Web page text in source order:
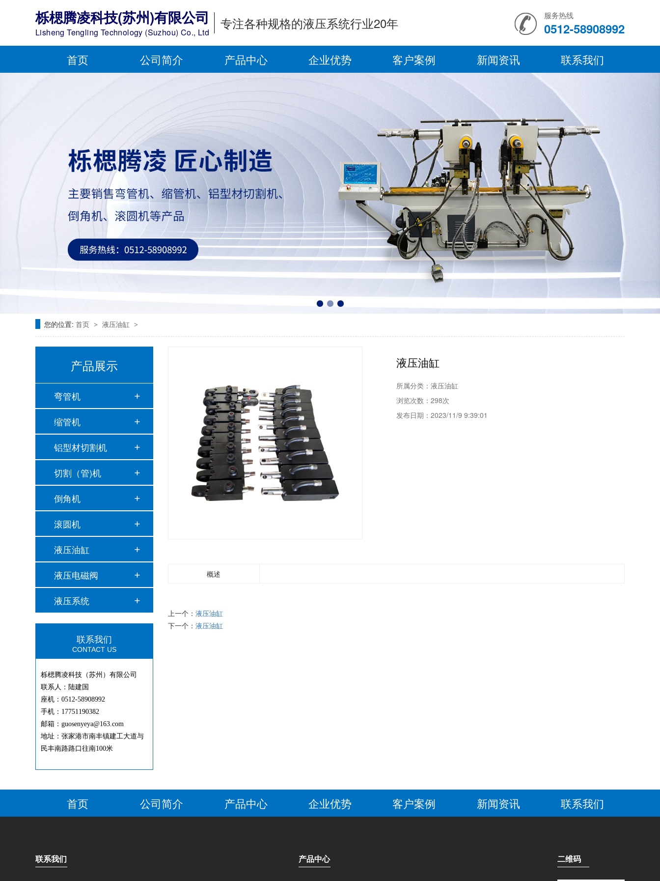
栎楒腾凌科技(苏州)有限公司
Lisheng Tengling Technology (Suzhou) Co., Ltd
专注各种规格的液压系统行业20年 服务热线
0512-58908992
首页 公司简介 产品中心 企业优势 客户案例 新闻资讯 联系我们
您的位置: 首页 > 液压油缸 >
产品展示
弯管机
缩管机
铝型材切割机
切割（管)机
倒角机
滚圆机
液压油缸
液压电磁阀
液压系统
联系我们
CONTACT US
栎楒腾凌科技（苏州）有限公司
联系人：陆建国
座机：0512-58908992
手机：17751190382
邮箱：guosenyeya@163.com
地址：张家港市南丰镇建工大道与
民丰南路路口往南100米
液压油缸
所属分类： 液压油缸
浏览次数： 298次
发布日期： 2023/11/9 9:39:01
概述
上一个： 液压油缸
下一个： 液压油缸
首页 公司简介 产品中心 企业优势 客户案例 新闻资讯 联系我们
联系我们 产品中心 二维码